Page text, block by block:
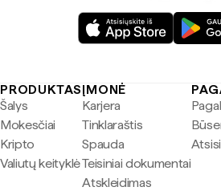
PRODUKTAS
Šalys
Mokesčiai
Kripto
Valiutų keityklė
ĮMONĖ
Karjera
Tinklaraštis
Spauda
Teisiniai dokumentai
Atskleidimas